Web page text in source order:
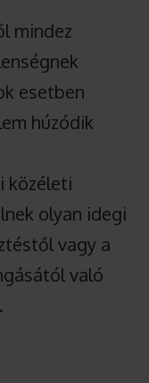
mindez
esetben
húzódik
közéleti
olyan idegi
vagy a
való